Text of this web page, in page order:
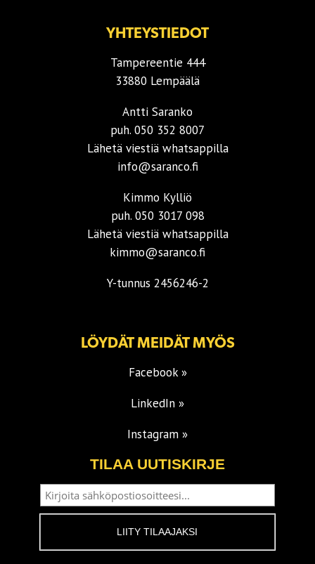
YHTEYSTIEDOT
Tampereentie 444
33880 Lempäälä
Antti Saranko
puh. 050 352 8007
Lähetä viestiä whatsappilla
info@saranco.fi
Kimmo Kylliö
puh. 050 3017 098
Lähetä viestiä whatsappilla
kimmo@saranco.fi
Y-tunnus 2456246-2
LÖYDÄT MEIDÄT MYÖS
Facebook »
LinkedIn »
Instagram »
TILAA UUTISKIRJE